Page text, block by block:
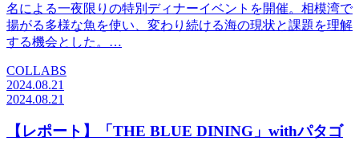
名による一夜限りの特別ディナーイベントを開催。相模湾で
揚がる多様な魚を使い、変わり続ける海の現状と課題を理解
する機会とした。…
COLLABS
2024.08.21
2024.08.21
【レポート】「THE BLUE DINING」withパタゴ